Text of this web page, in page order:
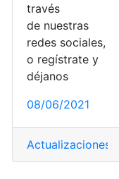
,TelePass
,Requisitos
través
de nuestras
redes sociales,
o regístrate y
déjanos
08/06/2021
Actualizaciones